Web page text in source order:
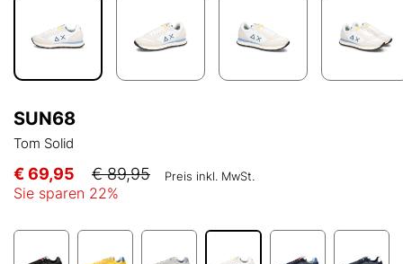
SUN68
Tom Solid
€ 69,95 € 89,95 Preis inkl. MwSt.
Sie sparen 22%